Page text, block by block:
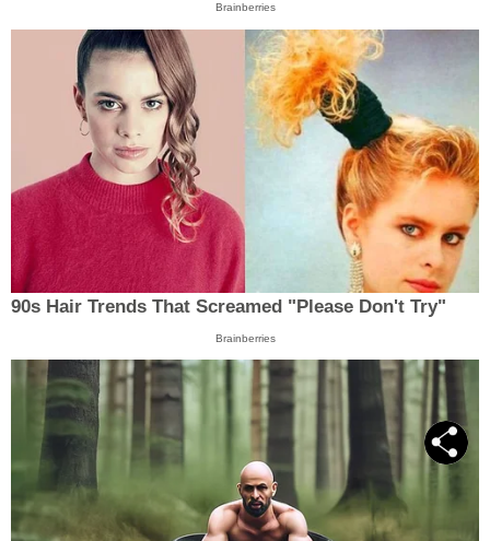
Brainberries
90s Hair Trends That Screamed "Please Don't Try"
Brainberries